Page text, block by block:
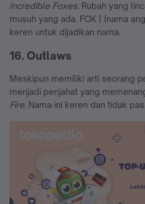
Incredible Foxes. Rubah yang
musuh yang ada. FOX | (nama
keren untuk dijadikan nama.
16. Outlaws
Meskipun memiliki arti seorang
menjadi penjahat yang
Fire. Nama ini keren dan tidak